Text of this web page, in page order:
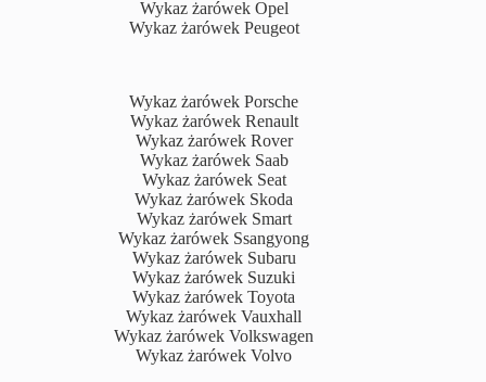
Wykaz żarówek Opel
Wykaz żarówek Peugeot
Wykaz żarówek Porsche
Wykaz żarówek Renault
Wykaz żarówek Rover
Wykaz żarówek Saab
Wykaz żarówek Seat
Wykaz żarówek Skoda
Wykaz żarówek Smart
Wykaz żarówek Ssangyong
Wykaz żarówek Subaru
Wykaz żarówek Suzuki
Wykaz żarówek Toyota
Wykaz żarówek Vauxhall
Wykaz żarówek Volkswagen
Wykaz żarówek Volvo